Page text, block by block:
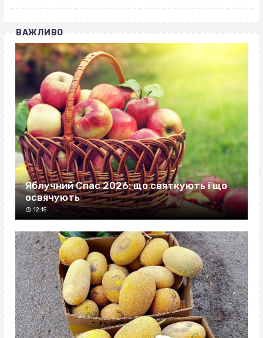
ВАЖЛИВО
Яблучний Спас 2026: що святкують і що
освячують
12:15